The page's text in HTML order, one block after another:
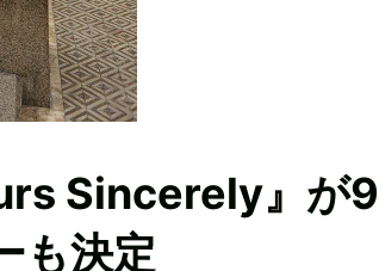
Sincerely』が
も決定